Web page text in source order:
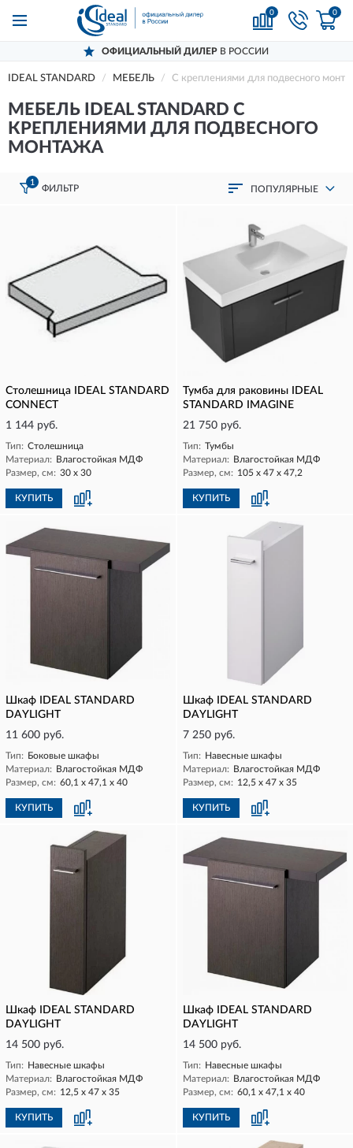
0 0
ОФИЦИАЛЬНЫЙ ДИЛЕРВ РОССИИ
IDEAL STANDARD МЕБЕЛЬ С креплениями для подвесного
МЕБЕЛЬ IDEAL STANDARD С
КРЕПЛЕНИЯМИ ДЛЯ ПОДВЕСНОГО
МОНТАЖА
1
ФИЛЬТР ПОПУЛЯРНЫЕ
Столешница IDEAL STANDARD
CONNECT
1 144 руб.
Тип: Столешница
Материал: Влагостойкая МДФ
Размер, см: 30 х 30
КУПИТЬ
Тумба для раковины IDEAL
STANDARD IMAGINE
21 750 руб.
Тип: Тумбы
Материал: Влагостойкая МДФ
Размер, см: 105 х 47 х 47,2
КУПИТЬ
Шкаф IDEAL STANDARD
DAYLIGHT
11 600 руб.
Тип: Боковые шкафы
Материал: Влагостойкая МДФ
Размер, см: 60,1 х 47,1 х 40
КУПИТЬ
Шкаф IDEAL STANDARD
DAYLIGHT
7 250 руб.
Тип: Навесные шкафы
Материал: Влагостойкая МДФ
Размер, см: 12,5 х 47 х 35
КУПИТЬ
Шкаф IDEAL STANDARD
DAYLIGHT
14 500 руб.
Тип: Навесные шкафы
Материал: Влагостойкая МДФ
Размер, см: 12,5 х 47 х 35
КУПИТЬ
Шкаф IDEAL STANDARD
DAYLIGHT
14 500 руб.
Тип: Навесные шкафы
Материал: Влагостойкая МДФ
Размер, см: 60,1 х 47,1 х 40
КУПИТЬ